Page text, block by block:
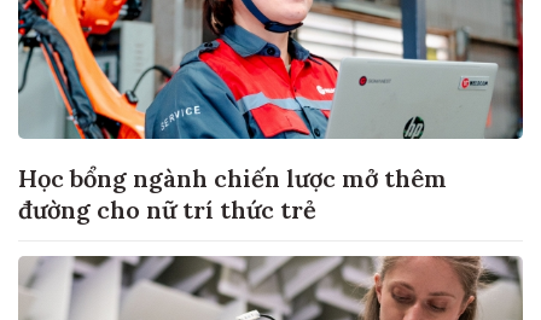
Học bổng ngành chiến lược mở thêm
đường cho nữ trí thức trẻ